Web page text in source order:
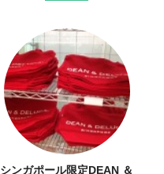
シンガポール限定DEAN ＆